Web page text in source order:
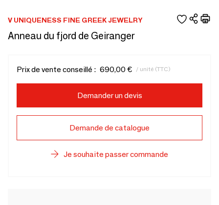
V UNIQUENESS FINE GREEK JEWELRY
Anneau du fjord de Geiranger
Prix de vente conseillé : 690,00 € / unité (TTC)
Demander un devis
Demande de catalogue
Je souhaite passer commande